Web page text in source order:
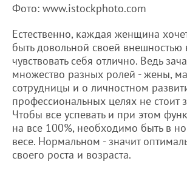
Фото: www.istockphoto.com
Естественно, каждая женщина
быть довольной своей внешностью
чувствовать себя отлично. Ведь
множество разных ролей - жены,
сотрудницы и о личностном
профессиональных целях не стоит
Чтобы все успевать и при этом
на все 100%, необходимо быть в
весе. Нормальном - значит
своего роста и возраста.